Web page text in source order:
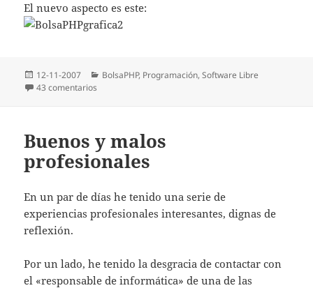
El nuevo aspecto es este:
Publicado
el
12-11-2007 Categorías
BolsaPHP, Programación,Software Libre
43 comentarios
Buenos y malos
profesionales
En un par de dí­as he tenido una serie de
experiencias profesionales interesantes, dignas de
reflexión.
Por un lado, he tenido la desgracia de contactar con
el «responsable de informática» de una de las